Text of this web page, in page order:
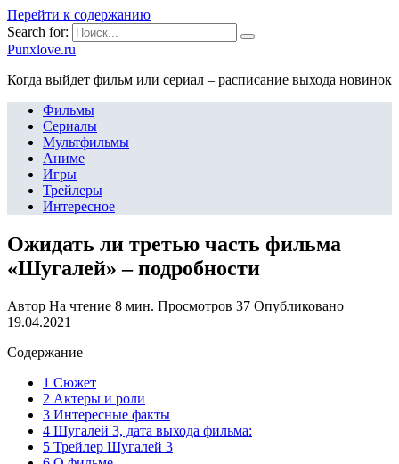
Перейти к содержанию
Search for:
Punxlove.ru
Когда выйдет фильм или сериал – расписание выхода новинок
Фильмы
Сериалы
Мультфильмы
Аниме
Игры
Трейлеры
Интересное
Ожидать ли третью часть фильма
«Шугалей» – подробности
Автор На чтение 8 мин. Просмотров 37 Опубликовано
19.04.2021
Содержание
1 Сюжет
2 Актеры и роли
3 Интересные факты
4 Шугалей 3, дата выхода фильма:
5 Трейлер Шугалей 3